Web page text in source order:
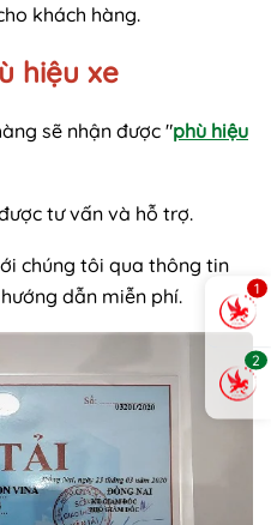
khách hàng.
hiệu xe
sẽ nhận được"phù hiệu
tư vấn và hỗ trợ.
chúng tôi qua thông tin
dẫn miễn phí.
1
2